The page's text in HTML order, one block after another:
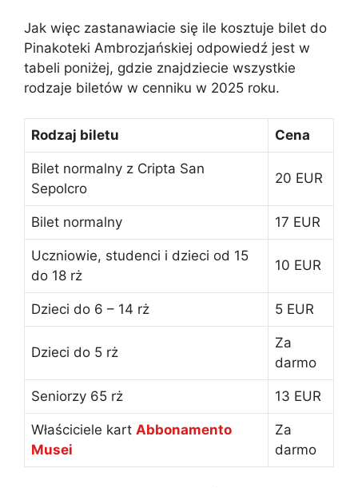
Jak więc zastanawiacie się ile kosztuje bilet do
Pinakoteki Ambrozjańskiej odpowiedź jest w
tabeli poniżej, gdzie znajdziecie wszystkie
rodzaje biletów w cenniku w 2025 roku.
Rodzaj biletu Cena
Bilet normalny z Cripta San
Sepolcro
20 EUR
Bilet normalny 17 EUR
Uczniowie, studenci i dzieci od 15
do 18 rż
10 EUR
Dzieci do 6 – 14 rż 5 EUR
Dzieci do 5 rż
Za
darmo
Seniorzy 65 rż 13 EUR
Właściciele kart Abbonamento
Musei
Za
darmo